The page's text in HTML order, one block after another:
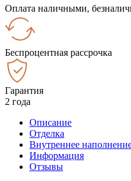
Оплата наличными,
Беспроцентная рассрочка
Гарантия
2 года
Описание
Отделка
Внутреннее
Информация
Отзывы